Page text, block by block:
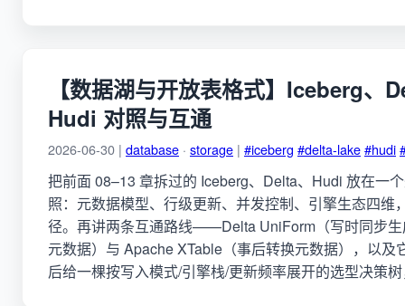
【数据湖与开放表格式】Iceberg、
Hudi 对照与互通
2026-06-30 | database · storage | #iceberg #delta-lake#hudi
把前面 08–13 章拆过的 Iceberg、Delta、Hudi 放在一
照：元数据模型、行级更新、并发控制、引擎生态四维
径。再讲两条互通路线——Delta UniForm（写时同步生
元数据）与 Apache XTable（事后转换元数据），以及
后给一棵按写入模式/引擎栈/更新频率展开的选型决策